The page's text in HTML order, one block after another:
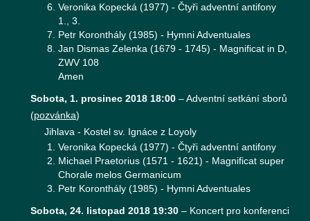
Veronika Kopecká (1977) - Čtyři adventní antifony
1., 3.
Petr Koronthály (1985) - Hymni Adventuales
Jan Dismas Zelenka (1679 - 1745) - Magnificat in D,
ZWV 108
Amen
Sobota, 1. prosinec 2018 18:00 –Adventní setkání sborů
(pozvánka)
Jihlava - Kostel sv. Ignáce z Loyoly
Veronika Kopecká (1977) - Čtyři adventní antifony
Michael Praetorius (1571 - 1621) - Magnificat super
Chorale melos Germanicum
Petr Koronthály (1985) - Hymni Adventuales
Sobota, 24. listopad 2018 19:30 – Koncert pro konferenci